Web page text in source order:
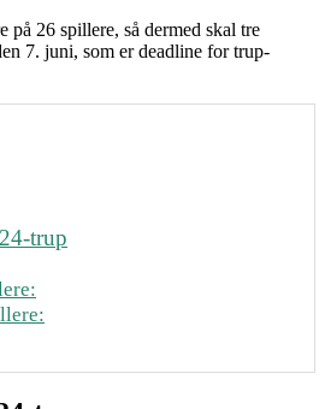
på 26 spillere, så dermed skal tre
7. juni, som er deadline for trup-
trup